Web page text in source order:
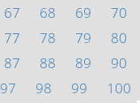
67 68 69
70
77 78 79
80
87 88 89
90
97 98 99
100